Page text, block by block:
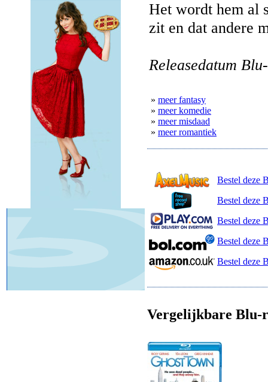
Het wordt hem al
zit en dat andere
Releasedatum
» meer fantasy
» meer komedie
» meer misdaad
» meer romantiek
Bestel deze
Bestel deze
Bestel deze
Bestel deze
Bestel deze
Vergelijkbare Blu-